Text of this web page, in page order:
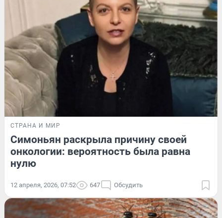
СТРАНА И МИР
Симоньян раскрыла причину своей
онкологии: вероятность была равна
нулю
12 апреля, 2026, 07:52 647 Обсудить